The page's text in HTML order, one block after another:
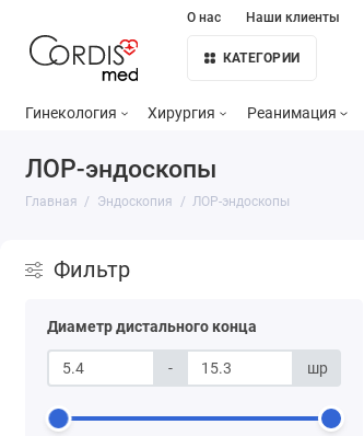
О нас Наши клиенты
КАТЕГОРИИ
Гинекология Хирургия Реанимация
ЛОР-эндоскопы
Главная Эндоскопия ЛОР-эндоскопы
Фильтр
Диаметр дистального конца
- шр